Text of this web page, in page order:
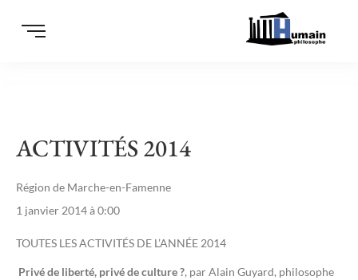
ACTIVITÉS 2014
Région de Marche-en-Famenne
1 janvier 2014 à 0:00
TOUTES LES ACTIVITÉS DE L’ANNÉE 2014
Privé de liberté, privé de culture ?, par Alain Guyard, philosophe